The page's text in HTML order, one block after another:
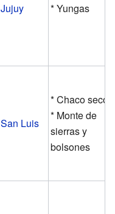
Jujuy * Yungas
San Luis
* Chaco seco
* Monte de
sierras y
bolsones